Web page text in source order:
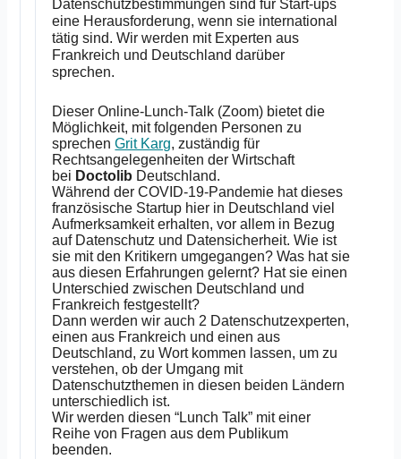
Datenschutzbestimmungen sind für Start-ups
eine Herausforderung, wenn sie international
tätig sind. Wir werden mit Experten aus
Frankreich und Deutschland darüber
sprechen.
Dieser Online-Lunch-Talk (Zoom) bietet die
Möglichkeit, mit folgenden Personen zu
sprechen Grit Karg, zuständig für
Rechtsangelegenheiten der Wirtschaft
bei Doctolib Deutschland.
Während der COVID-19-Pandemie hat dieses
französische Startup hier in Deutschland viel
Aufmerksamkeit erhalten, vor allem in Bezug
auf Datenschutz und Datensicherheit. Wie ist
sie mit den Kritikern umgegangen? Was hat sie
aus diesen Erfahrungen gelernt? Hat sie einen
Unterschied zwischen Deutschland und
Frankreich festgestellt?
Dann werden wir auch 2 Datenschutzexperten,
einen aus Frankreich und einen aus
Deutschland, zu Wort kommen lassen, um zu
verstehen, ob der Umgang mit
Datenschutzthemen in diesen beiden Ländern
unterschiedlich ist.
Wir werden diesen “Lunch Talk” mit einer
Reihe von Fragen aus dem Publikum
beenden.